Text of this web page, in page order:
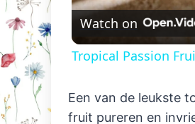
Watch on
Tropical Passion
Een van de leukste
fruit pureren en